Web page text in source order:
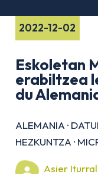
2022-12-02
Eskoletan
erabiltzea
du
ALEMANIA ·
HEZKUNTZA ·
Asier